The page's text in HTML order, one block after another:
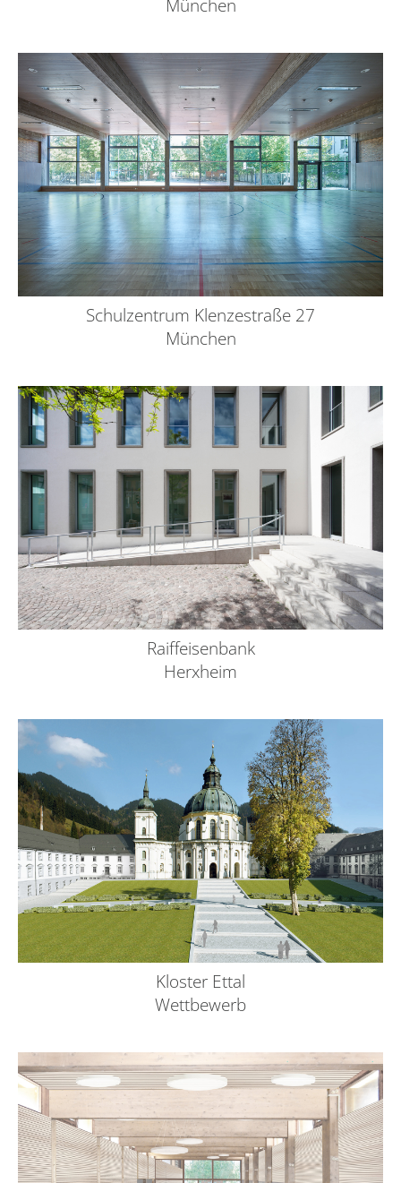
München
Schulzentrum Klenzestraße 27
München
Raiffeisenbank
Herxheim
Kloster Ettal
Wettbewerb